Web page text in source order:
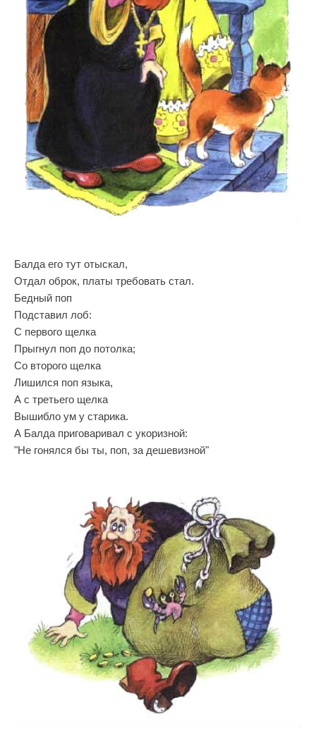
Балда его тут отыскал,
Отдал оброк, платы требовать стал.
Бедный поп
Подставил лоб:
С первого щелка
Прыгнул поп до потолка;
Со второго щелка
Лишился поп языка,
А с третьего щелка
Вышибло ум у старика.
А Балда приговаривал с укоризной:
"Не гонялся бы ты, поп, за дешевизной"